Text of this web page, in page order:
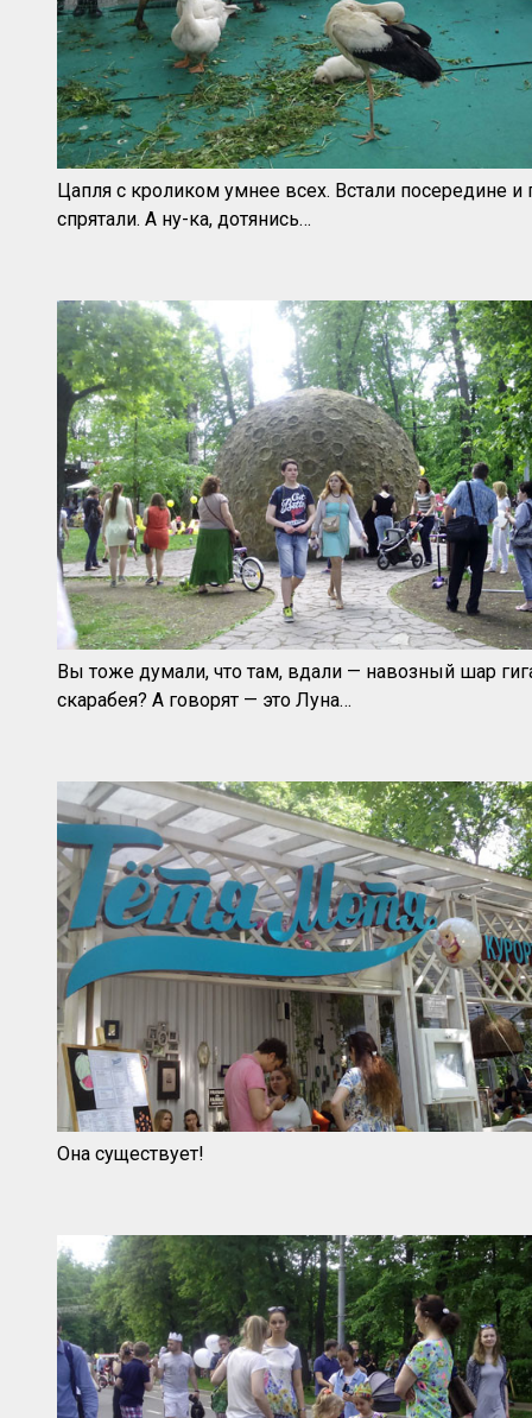
Цапля с кроликом умнее всех. Встали посередине и
спрятали. А ну-ка, дотянись…
Вы тоже думали, что там, вдали — навозный шар
скарабея? А говорят — это Луна…
Она существует!